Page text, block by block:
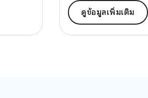
ดูข้อมูลเพิ่มเติม